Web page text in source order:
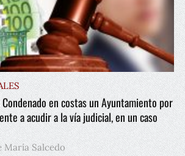
en costas un Ayuntamiento por
a acudir a la vía judicial, en un caso
María Salcedo